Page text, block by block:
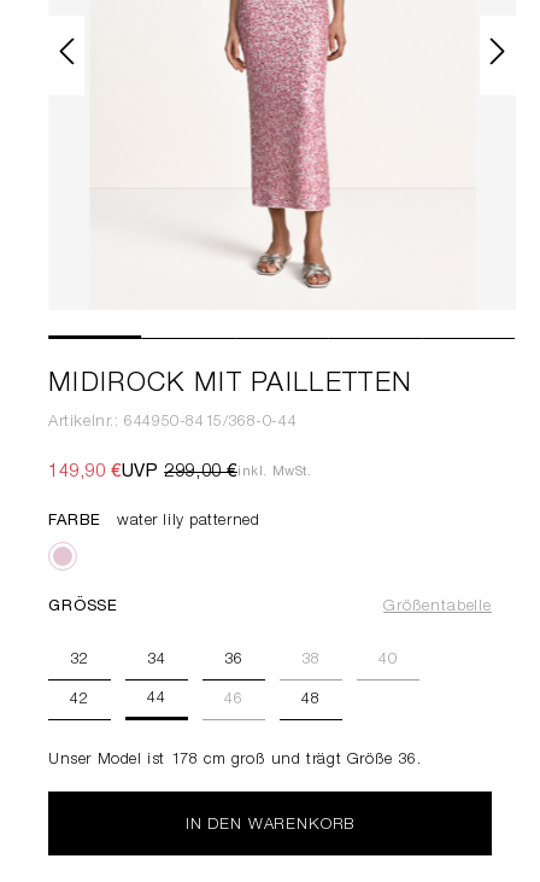
MIDIROCK MIT PAILLETTEN
Artikelnr.: 644950-8415/368-0-44
149,90 €UVP299,00 €inkl. MwSt.
FARBE water lily patterned
GRÖSSE Größentabelle
32 34 36 38 40
42 44 46 48
Unser Model ist 178 cm groß und trägt Größe 36.
IN DEN WARENKORB